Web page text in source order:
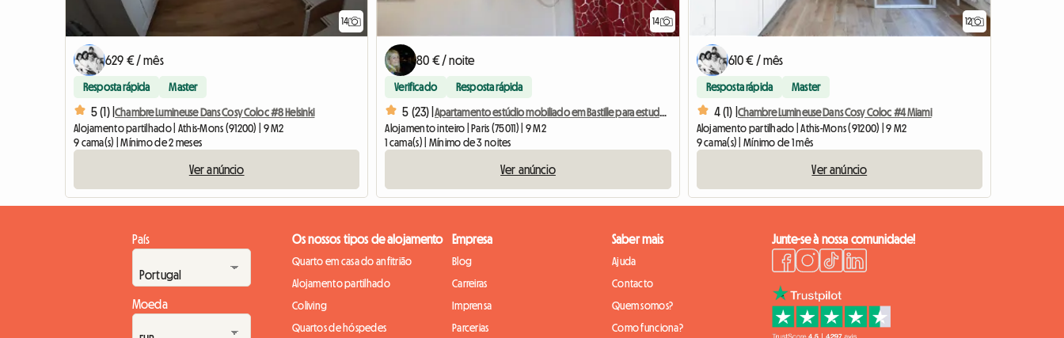
14
629 € / mês
Resposta rápida Master
5 (1) |Chambre Lumineuse Dans Cosy Coloc #8 Helsinki
Alojamento partilhado | Athis-Mons (91200) | 9 M2
9 cama(s) | Mínimo de 2 meses
Ver anúncio
14
80 € / noite
Verificado Resposta rápida
5 (23) |
Apartamento estúdio mobiliado em Bastille para estudantes, estagiários ou viajantes a negócios.
Alojamento inteiro | Paris (75011) | 9 M2
1 cama(s) | Mínimo de 3 noites
Ver anúncio
12
610 € / mês
Resposta rápida Master
4 (1) | Chambre Lumineuse Dans Cosy Coloc #4 Miami
Alojamento partilhado | Athis-Mons (91200) | 9 M2
9 cama(s) | Mínimo de 1 mês
Ver anúncio
País
Moeda
Os nossos tipos de alojamento
Quarto em casa do anfitrião
Alojamento partilhado
Coliving
Quartos de hóspedes
Empresa
Blog
Carreiras
Imprensa
Parcerias
Saber mais
Ajuda
Contacto
Quem somos?
Como funciona?
Junte-se à nossa comunidade!